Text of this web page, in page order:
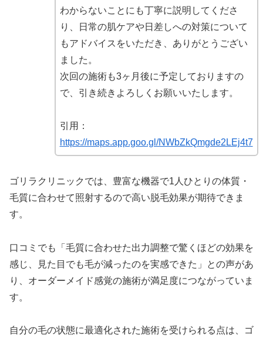
わからないことにも丁寧に説明してくださ
り、日常の肌ケアや日差しへの対策について
もアドバイスをいただき、ありがとうござい
ました。
次回の施術も3ヶ月後に予定しておりますの
で、引き続きよろしくお願いいたします。
引用：
https://maps.app.goo.gl/NWbZkQmgde2LEj4t7
ゴリラクリニックでは、豊富な機器で1人ひとりの体質・
毛質に合わせて照射するので高い脱毛効果が期待できま
す。
口コミでも「毛質に合わせた出力調整で驚くほどの効果を
感じ、見た目でも毛が減ったのを実感できた」との声があ
り、オーダーメイド感覚の施術が満足度につながっていま
す。
自分の毛の状態に最適化された施術を受けられる点は、ゴ